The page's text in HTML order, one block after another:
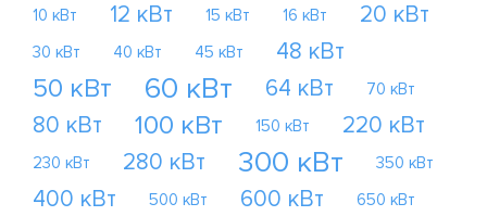
10 кВт 12 кВт 15 кВт 16 кВт 20 кВт
30 кВт 40 кВт 45 кВт 48 кВт
50 кВт 60 кВт 64 кВт 70 кВт
80 кВт 100 кВт 150 кВт 220 кВт
230 кВт 280 кВт 300 кВт 350 кВт
400 кВт 500 кВт 600 кВт 650 кВт